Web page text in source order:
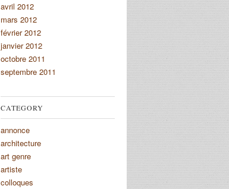
avril 2012
mars 2012
février 2012
janvier 2012
octobre 2011
septembre 2011
CATEGORY
annonce
architecture
art genre
artiste
colloques